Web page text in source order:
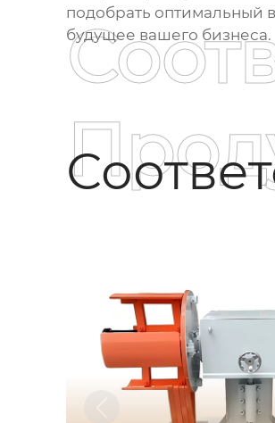
подобрать оптимальный
будущее вашего бизнеса.